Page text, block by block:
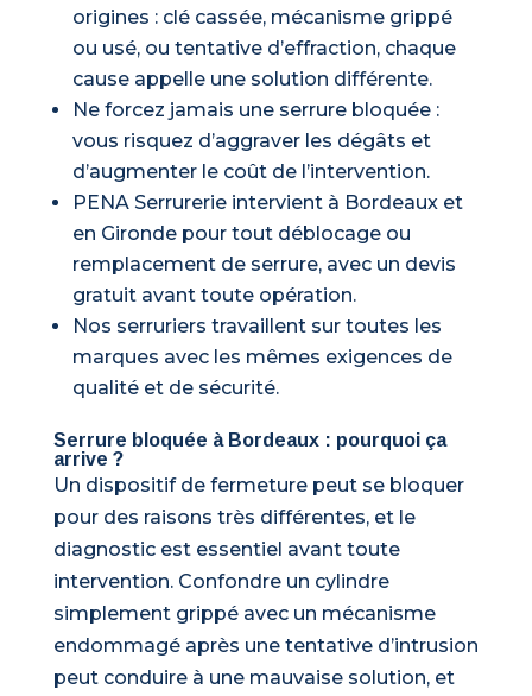
origines : clé cassée, mécanisme grippé
ou usé, ou tentative d’effraction, chaque
cause appelle une solution différente.
Ne forcez jamais une serrure bloquée :
vous risquez d’aggraver les dégâts et
d’augmenter le coût de l’intervention.
PENA Serrurerie intervient à Bordeaux et
en Gironde pour tout déblocage ou
remplacement de serrure, avec un devis
gratuit avant toute opération.
Nos serruriers travaillent sur toutes les
marques avec les mêmes exigences de
qualité et de sécurité.
Serrure bloquée à Bordeaux : pourquoi ça
arrive ?
Un dispositif de fermeture peut se bloquer
pour des raisons très différentes, et le
diagnostic est essentiel avant toute
intervention. Confondre un cylindre
simplement grippé avec un mécanisme
endommagé après une tentative d’intrusion
peut conduire à une mauvaise solution, et